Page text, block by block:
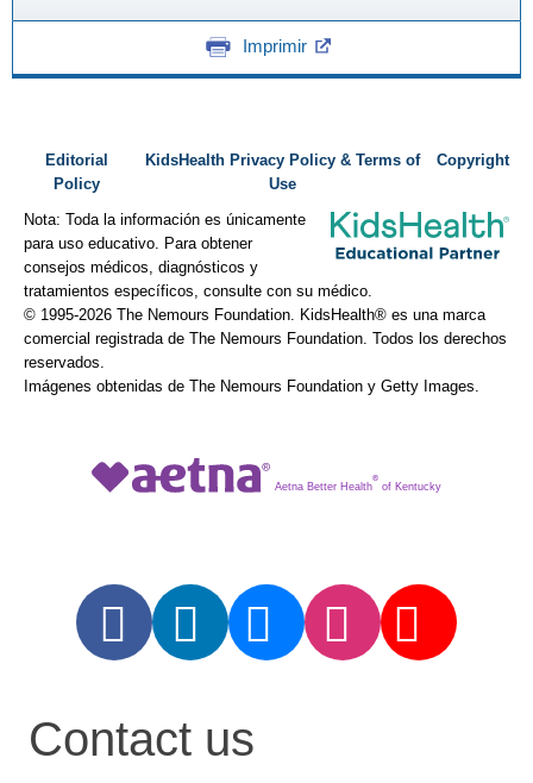
Imprimir
Editorial
Policy
KidsHealth Privacy Policy & Terms of
Use
Copyright
Nota: Toda la información es únicamente
para uso educativo. Para obtener
consejos médicos, diagnósticos y
tratamientos específicos, consulte con su médico.
© 1995-2026 The Nemours Foundation. KidsHealth® es una marca
comercial registrada de The Nemours Foundation. Todos los derechos
reservados.
Imágenes obtenidas de The Nemours Foundation y Getty Images.
Aetna Better Health
®
of Kentucky
Contact us